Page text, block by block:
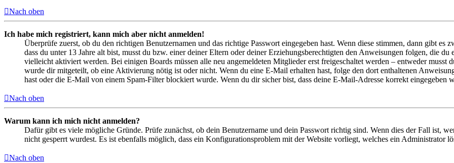
Nach oben
Ich habe mich registriert, kann mich aber nicht anmelden!
Überprüfe zuerst, ob du den richtigen Benutzernamen und das richtige Passwort eingegeben hast. Wenn diese stimmen, dann gibt es
dass du unter 13 Jahre alt bist, musst du bzw. einer deiner Eltern oder deiner Erziehungsberechtigten den Anweisungen folgen, die
vielleicht aktiviert werden. Bei einigen Boards müssen alle neu angemeldeten Mitglieder erst freigeschaltet werden – entweder musst
wurde dir mitgeteilt, ob eine Aktivierung nötig ist oder nicht. Wenn du eine E-Mail erhalten hast, folge den dort enthaltenen
hast oder die E-Mail von einem Spam-Filter blockiert wurde. Wenn du dir sicher bist, dass deine E-Mail-Adresse korrekt eingegeben
Nach oben
Warum kann ich mich nicht anmelden?
Dafür gibt es viele mögliche Gründe. Prüfe zunächst, ob dein Benutzername und dein Passwort richtig sind. Wenn dies der Fall ist,
nicht gesperrt wurdest. Es ist ebenfalls möglich, dass ein Konfigurationsproblem mit der Website vorliegt, welches ein Administrator
Nach oben